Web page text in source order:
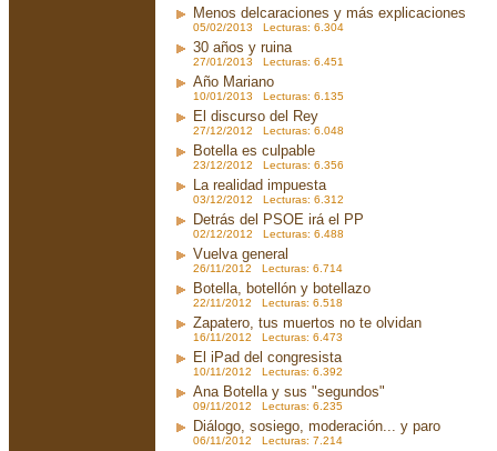
Menos delcaraciones y más explicaciones
05/02/2013 Lecturas: 6.304
30 años y ruina
27/01/2013 Lecturas: 6.451
Año Mariano
10/01/2013 Lecturas: 6.135
El discurso del Rey
27/12/2012 Lecturas: 6.048
Botella es culpable
23/12/2012 Lecturas: 6.356
La realidad impuesta
03/12/2012 Lecturas: 6.312
Detrás del PSOE irá el PP
02/12/2012 Lecturas: 6.488
Vuelva general
26/11/2012 Lecturas: 6.714
Botella, botellón y botellazo
22/11/2012 Lecturas: 6.518
Zapatero, tus muertos no te olvidan
16/11/2012 Lecturas: 6.473
El iPad del congresista
10/11/2012 Lecturas: 6.392
Ana Botella y sus "segundos"
09/11/2012 Lecturas: 6.235
Diálogo, sosiego, moderación... y paro
06/11/2012 Lecturas: 7.214